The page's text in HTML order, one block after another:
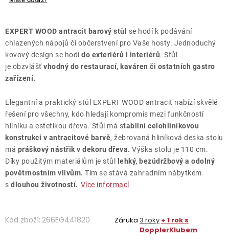
EXPERT WOOD antracit barový stůl
se hodí k podávání
chlazených nápojů či občerstvení pro Vaše hosty. Jednoduchý
kovový design se hodído exteriérů i interiérů. Stůl
je obzvlášť vhodný do restaurací, kaváren či ostatních gastro
zařízení.
Elegantní a praktický stůl EXPERT WOOD antracit nabízí skvělé
řešení pro všechny, kdo hledají kompromis mezi funkčností
hliníku a estetikou dřeva. Stůl má stabilní celohliníkovou
konstrukci v antracitové barvě, žebrovaná hliníková deska stolu
má práškový nástřik v dekoru dřeva. Výška stolu je 110 cm.
Díky použitým materiálům je stůl
lehký, bezúdržbový a odolný
povětrnostním vlivům. Tím se stává zahradním nábytkem
s dlouhou životností. Více informací
Kód zboží: 266EG441820 Záruka 3 roky + 1 rok s
DopplerKlubem